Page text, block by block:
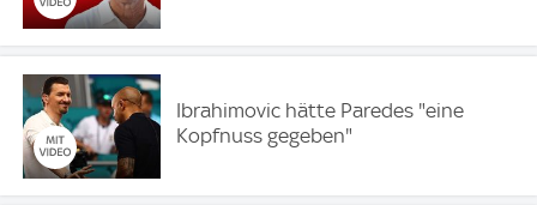
Ibrahimovic hätte Paredes "eine
Kopfnuss gegeben"